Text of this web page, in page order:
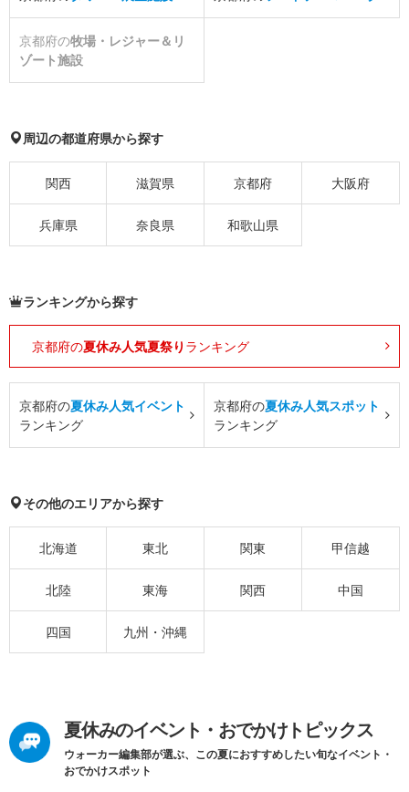
京都府の牧場・レジャー＆リ
ゾート施設
周辺の都道府県から探す
関西 滋賀県 京都府 大阪府
兵庫県 奈良県 和歌山県
ランキングから探す
京都府の夏休み人気夏祭り ランキング
京都府の夏休み人気イベント
ランキング
京都府の夏休み人気スポット
ランキング
その他のエリアから探す
北海道 東北 関東 甲信越
北陸 東海 関西 中国
四国 九州・沖縄
夏休みのイベント・おでかけトピックス
ウォーカー編集部が選ぶ、この夏におすすめしたい旬なイベント・
おでかけスポット